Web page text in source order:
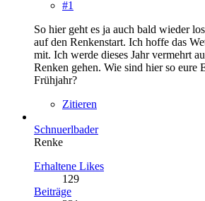
#1
So hier geht es ja auch bald wieder
auf den Renkenstart. Ich hoffe das
mit. Ich werde dieses Jahr vermehrt
Renken gehen. Wie sind hier so eure
Frühjahr?
Zitieren
Schnuerlbader
Renke
Erhaltene Likes
129
Beiträge